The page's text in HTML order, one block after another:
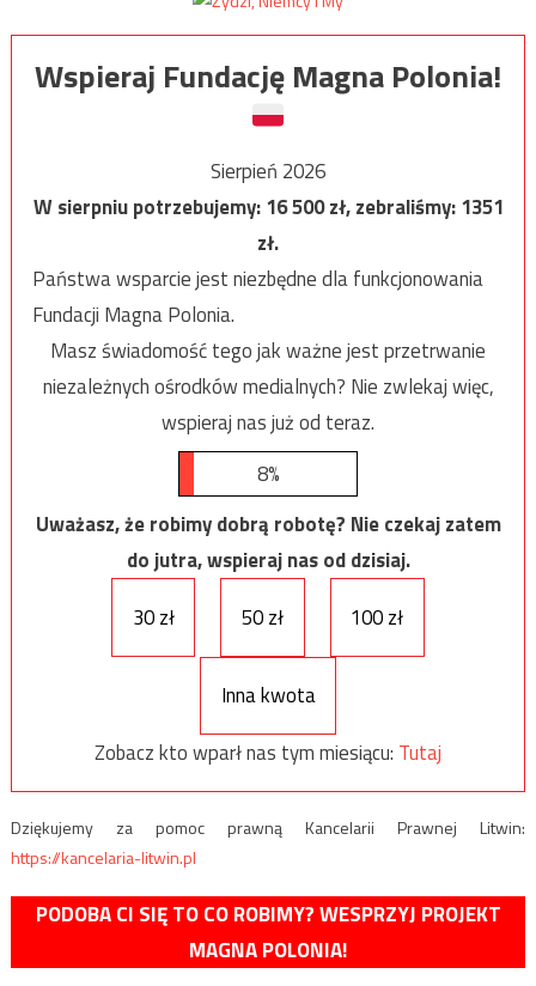
Wspieraj Fundację Magna Polonia!
Sierpień 2026
W sierpniu potrzebujemy:16 500zł, zebraliśmy:1351
zł.
Państwa wsparcie jest niezbędne dla funkcjonowania
Fundacji Magna Polonia.
Masz świadomość tego jak ważne jest przetrwanie
niezależnych ośrodków medialnych? Nie zwlekaj więc,
wspieraj nas już od teraz.
8%
Uważasz, że robimy dobrą robotę? Nie czekaj zatem
do jutra, wspieraj nas od dzisiaj.
30 zł
50 zł 100 zł
Inna kwota
Zobacz kto wparł nas tym miesiącu: Tutaj
Dziękujemy za pomoc prawną Kancelarii Prawnej Litwin:
https://kancelaria-litwin.pl
PODOBA CI SIĘ TO CO ROBIMY? WESPRZYJ PROJEKT
MAGNA POLONIA!